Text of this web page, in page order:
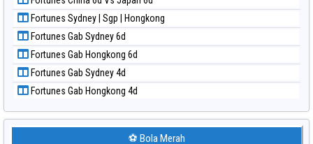
Paito Harian North Carolina Day
Paito Harian Pcso
Paito Harian Pennsylvania Day
Paito Harian Sao Paulo
Paito Harian Singapore
Paito Harian Sydney
Paito Harian Sydney Lottery
Paito Harian Sydney Lottery 6d
Fortunes Sydney | Sgp | Hongkong
Fortunes Gab Sydney 6d
Fortunes Gab Hongkong 6d
Fortunes Gab Sydney 4d
Fortunes Gab Hongkong 4d
⚽ Bola Merah